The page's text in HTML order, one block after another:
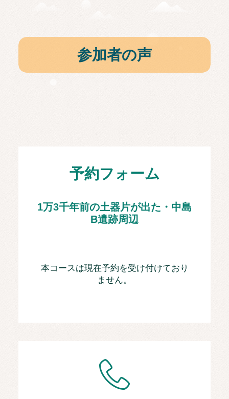
参加者の声
予約フォーム
1万3千年前の土器片が出た・中島
B遺跡周辺
本コースは現在予約を受け付けており
ません。